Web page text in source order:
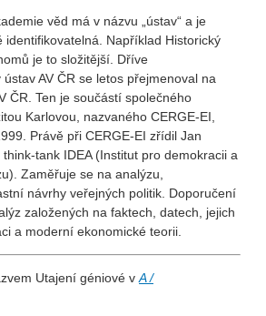
věd má v názvu „ústav“ a je
identifikovatelná. Například Historický
je to složitější. Dříve
AV ČR se letos přejmenoval na
ČR. Ten je součástí společného
Karlovou, nazvaného CERGE-EI,
Právě při CERGE-EI zřídil Jan
tank IDEA (Institut pro demokracii a
Zaměřuje se na analýzu,
návrhy veřejných politik. Doporučení
založených na faktech, datech, jejich
a moderní ekonomické teorii.
Utajení géniové v A /